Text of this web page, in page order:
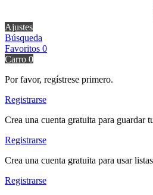
Ajustes
Búsqueda
Favoritos 0
Carro 0
Por favor, regístrese primero.
Registrarse
Crea una cuenta gratuita para guardar
Registrarse
Crea una cuenta gratuita para usar
Registrarse